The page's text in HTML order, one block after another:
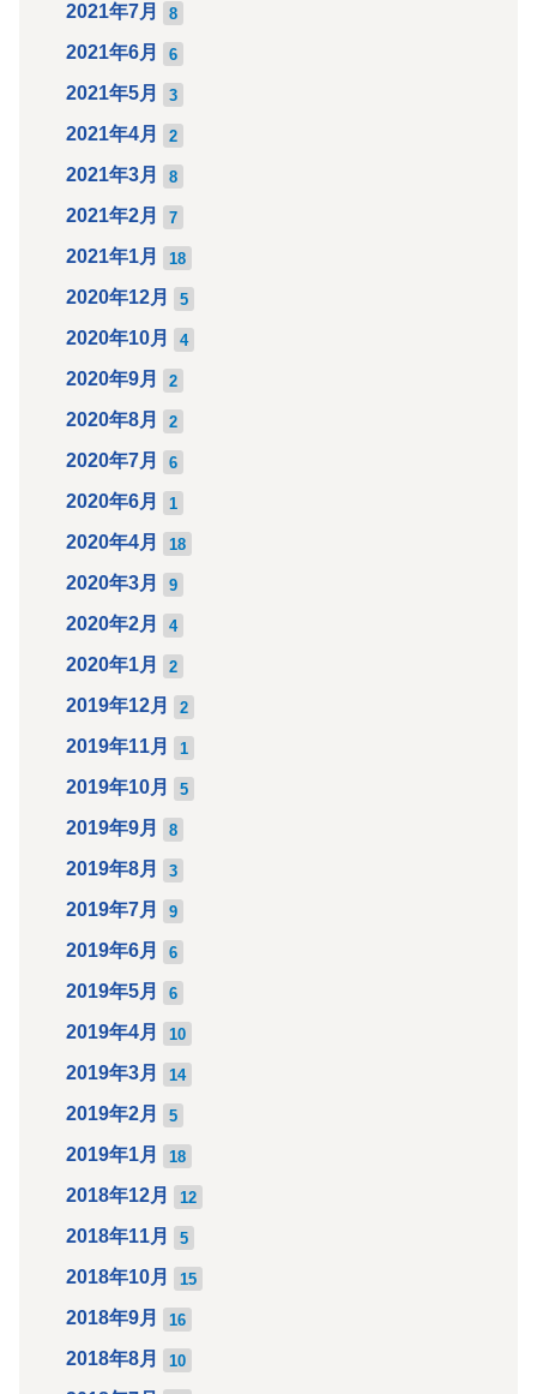
2021年7月 8
2021年6月 6
2021年5月 3
2021年4月 2
2021年3月 8
2021年2月 7
2021年1月 18
2020年12月 5
2020年10月 4
2020年9月 2
2020年8月 2
2020年7月 6
2020年6月 1
2020年4月 18
2020年3月 9
2020年2月 4
2020年1月 2
2019年12月 2
2019年11月 1
2019年10月 5
2019年9月 8
2019年8月 3
2019年7月 9
2019年6月 6
2019年5月 6
2019年4月 10
2019年3月 14
2019年2月 5
2019年1月 18
2018年12月 12
2018年11月 5
2018年10月 15
2018年9月 16
2018年8月 10